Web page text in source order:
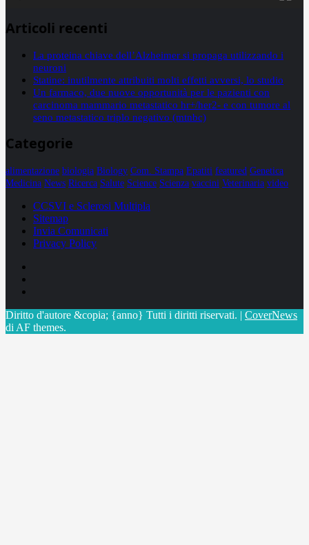
Articoli recenti
La proteina chiave dell’Alzheimer si propaga utilizzando i
neuroni
Statine: inutilmente attribuiti molti effetti avversi, lo studio
Un farmaco, due nuove opportunità per le pazienti con
carcinoma mammario metastatico hr+/her2- e con tumore al
seno metastatico triplo negativo (mtnbc)
Categorie
alimentazione biologia Biology Com. Stampa Epatiti featured Genetica
Medicina News Ricerca Salute Science Scienza vaccini Veterinaria video
CCSVI e Sclerosi Multipla
Sitemap
Invia Comunicati
Privacy Policy
Diritto d'autore &copia; {anno} Tutti i diritti riservati. | CoverNews
di AF themes.